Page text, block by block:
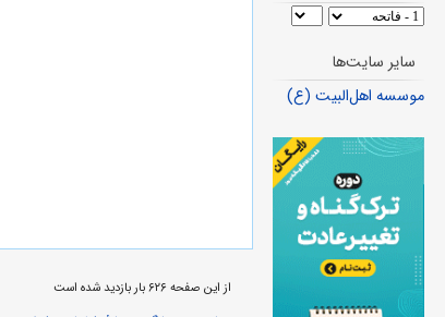
سایر سایت‌ها
موسسه اهل‌البیت (ع)
از این صفحه ۶۲۶ بار بازدید شده است